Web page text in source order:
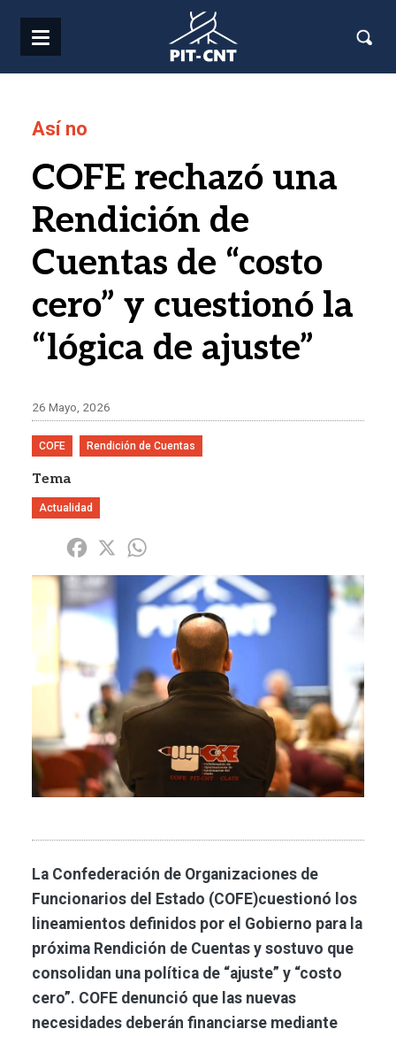
Así no
COFE rechazó una
Rendición de
Cuentas de “costo
cero” y cuestionó la
“lógica de ajuste”
26 Mayo, 2026
COFE Rendición de Cuentas
Tema
Actualidad
Share Facebook
X
Imagen
La Confederación de Organizaciones de
Funcionarios del Estado (COFE)cuestionó los
lineamientos definidos por el Gobierno para la
próxima Rendición de Cuentas y sostuvo que
consolidan una política de “ajuste” y “costo
cero”. COFE denunció que las nuevas
necesidades deberán financiarse mediante